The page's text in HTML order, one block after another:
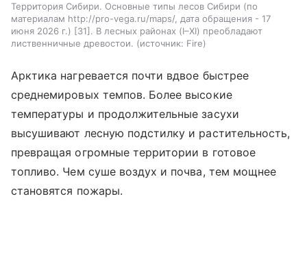
Территория Сибири. Основные типы лесов Сибири (по
материалам http://pro-vega.ru/maps/, дата обращения - 17
июня 2026 г.) [31]. В лесных районах (I–XI) преобладают
лиственничные древостои.
источник: Fire
Арктика нагревается почти вдвое быстрее
среднемировых темпов. Более высокие
температуры и продолжительные засухи
высушивают лесную подстилку и растительность,
превращая огромные территории в готовое
топливо. Чем суше воздух и почва, тем мощнее
становятся пожары.